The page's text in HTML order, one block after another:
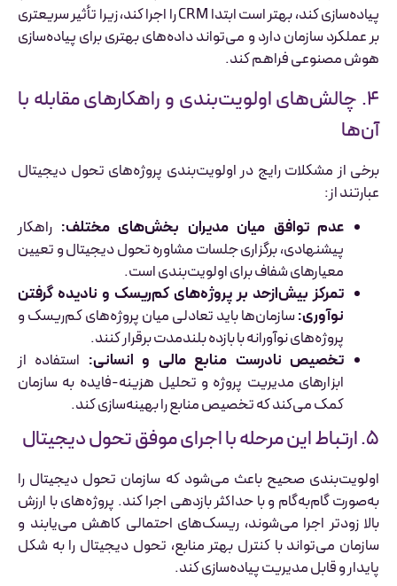
پیاده‌سازی کند، بهتر است ابتدا CRM را اجرا کند، زیرا تأثیر سریعتری
بر عملکرد سازمان دارد و می‌تواند داده‌های بهتری برای پیاده‌سازی
هوش مصنوعی فراهم کند.
۴. چالش‌های اولویت‌بندی و راهکارهای مقابله با
آن‌ها
برخی از مشکلات رایج در اولویت‌بندی پروژه‌های تحول دیجیتال
عبارتند از:
عدم توافق میان مدیران بخش‌های مختلف:راهکار
پیشنهادی، برگزاری جلسات مشاوره تحول دیجیتال و تعیین
معیارهای شفاف برای اولویت‌بندی است.
تمرکز بیش‌ازحد بر پروژه‌های کم‌ریسک و نادیده گرفتن
نوآوری:سازمان‌ها باید تعادلی میان پروژه‌های کم‌ریسک و
پروژه‌های نوآورانه با بازده بلندمدت برقرار کنند.
تخصیص نادرست منابع مالی و انسانی: استفاده از
ابزارهای مدیریت پروژه و تحلیل هزینه-فایده به سازمان
کمک می‌کند که تخصیص منابع را بهینه‌سازی کند.
۵. ارتباط این مرحله با اجرای موفق تحول دیجیتال
اولویت‌بندی صحیح باعث می‌شود که سازمان تحول دیجیتال را
به‌صورت گام‌به‌گام و با حداکثر بازدهی اجرا کند. پروژه‌های با ارزش
بالا زودتر اجرا می‌شوند، ریسک‌های احتمالی کاهش می‌یابند و
سازمان می‌تواند با کنترل بهتر منابع، تحول دیجیتال را به شکل
پایدار و قابل مدیریت پیاده‌سازی کند.